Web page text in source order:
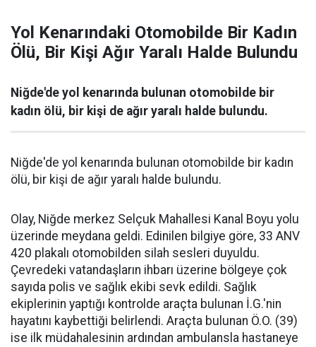
Yol Kenarındaki Otomobilde Bir Kadın
Ölü, Bir Kişi Ağır Yaralı Halde Bulundu
Niğde'de yol kenarında bulunan otomobilde bir
kadın ölü, bir kişi de ağır yaralı halde bulundu.
Niğde'de yol kenarında bulunan otomobilde bir kadın
ölü, bir kişi de ağır yaralı halde bulundu.
Olay, Niğde merkez Selçuk Mahallesi Kanal Boyu yolu
üzerinde meydana geldi. Edinilen bilgiye göre, 33 ANV
420 plakalı otomobilden silah sesleri duyuldu.
Çevredeki vatandaşların ihbarı üzerine bölgeye çok
sayıda polis ve sağlık ekibi sevk edildi. Sağlık
ekiplerinin yaptığı kontrolde araçta bulunan İ.G.'nin
hayatını kaybettiği belirlendi. Araçta bulunan Ö.O. (39)
ise ilk müdahalesinin ardından ambulansla hastaneye